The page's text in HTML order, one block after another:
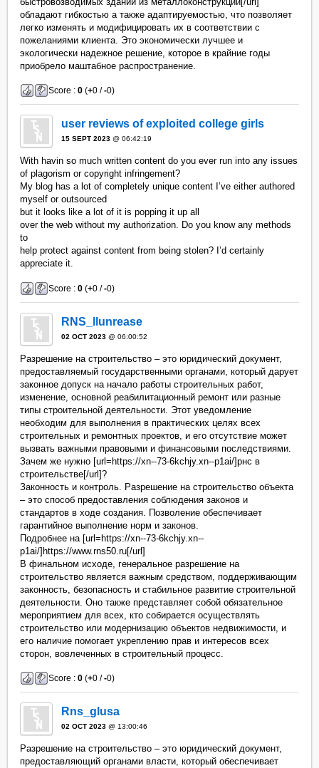
обладают гибкостью а также адаптируемостью, что позволяет
легко изменять и модифицировать их в соответствии с
пожеланиями клиента. Это экономически лучшее и
экологически надежное решение, которое в крайние годы
приобрело маштабное распространение.
Score :0 (+0 /-0)
user reviews of exploited college girls
15 SEPT 2023 @ 06:42:19
With havin so much written content do you ever run into any issues
of plagorism or copyright infringement?
My blog has a lot of completely unique content I’ve either authored
myself or outsourced
but it looks like a lot of it is popping it up all
over the web without my authorization. Do you know any methods
to
help protect against content from being stolen? I’d certainly
appreciate it.
Score :0 (+0 /-0)
RNS_llunrease
02 OCT 2023 @ 06:00:52
Разрешение на строительство – это юридический документ,
предоставляемый государственными органами, который дарует
законное допуск на начало работы строительных работ,
изменение, основной реабилитационный ремонт или разные
типы строительной деятельности. Этот уведомление
необходим для выполнения в практических целях всех
строительных и ремонтных проектов, и его отсутствие может
вызвать важными правовыми и финансовыми последствиями.
Зачем же нужно [url=https://xn--73-6kchjy.xn--p1ai/]рнс в
строительстве[/url]?
Законность и контроль. Разрешение на строительство объекта
– это способ предоставления соблюдения законов и
стандартов в ходе создания. Позволение обеспечивает
гарантийное выполнение норм и законов.
Подробнее на [url=https://xn--73-6kchjy.xn--
p1ai/]https://www.rns50.ru[/url]
В финальном исходе, генеральное разрешение на
строительство является важным средством, поддерживающим
законность, безопасность и стабильное развитие строительной
деятельности. Оно также представляет собой обязательное
мероприятием для всех, кто собирается осуществлять
строительство или модернизацию объектов недвижимости, и
его наличие помогает укреплению прав и интересов всех
сторон, вовлеченных в строительный процесс.
Score :0 (+0 /-0)
Rns_glusa
02 OCT 2023 @ 13:00:46
Разрешение на строительство – это юридический документ,
предоставляющий органами власти, который обеспечивает